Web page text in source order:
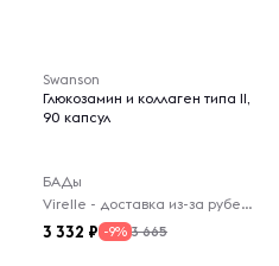
Swanson
Глюкозамин и коллаген типа II,
90 капсул
БАДы
Virelle - доставка из-за рубежа
3 332 -9% 3 665